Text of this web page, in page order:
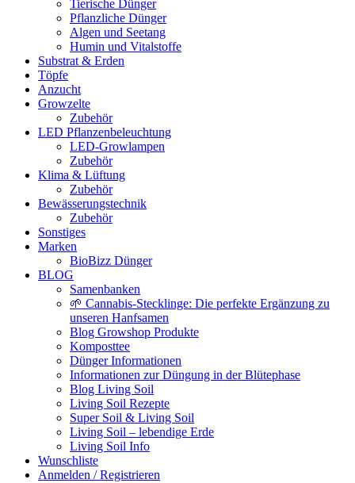
Tierische Dünger
Pflanzliche Dünger
Algen und Seetang
Humin und Vitalstoffe
Substrat & Erden
Töpfe
Anzucht
Growzelte
Zubehör
LED Pflanzenbeleuchtung
LED-Growlampen
Zubehör
Klima & Lüftung
Zubehör
Bewässerungstechnik
Zubehör
Sonstiges
Marken
BioBizz Dünger
BLOG
Samenbanken
🌱 Cannabis-Stecklinge: Die perfekte Ergänzung zu
unseren Hanfsamen
Blog Growshop Produkte
Komposttee
Dünger Informationen
Informationen zur Düngung in der Blütephase
Blog Living Soil
Living Soil Rezepte
Super Soil & Living Soil
Living Soil – lebendige Erde
Living Soil Info
Wunschliste
Anmelden / Registrieren